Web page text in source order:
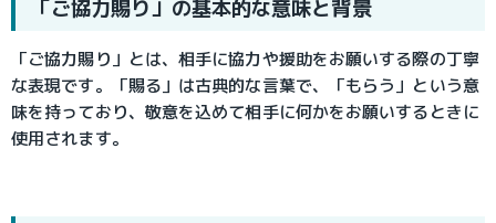
「ご協力賜り」の基本的な意味と背景
「ご協力賜り」とは、相手に協力や援助をお願いする際の丁寧
な表現です。「賜る」は古典的な言葉で、「もらう」という意
味を持っており、敬意を込めて相手に何かをお願いするときに
使用されます。